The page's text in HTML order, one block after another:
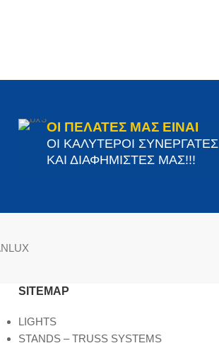
ΟΙ ΠΕΛΑΤΕΣ ΜΑΣ ΕΙΝΑΙ
ΟΙ ΚΑΛΥΤΕΡΟΙ ΣΥΝΕΡΓΑΤΕΣ
ΚΑΙ ΔΙΑΦΗΜΙΣΤΕΣ ΜΑΣ!!!
SITEMAP
LIGHTS
STANDS – TRUSS SYSTEMS